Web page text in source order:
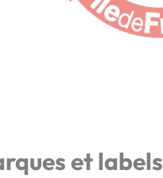
et labels